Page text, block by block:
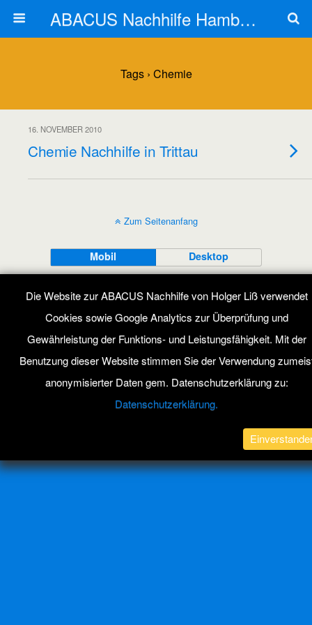
ABACUS Nachhilfe Hamburg
Tags › Chemie
16. NOVEMBER 2010
Chemie Nachhilfe in Trittau
Zum Seitenanfang
Mobil Desktop
All content Copyright ABACUS Nachhilfe Blog
Die Website zur ABACUS Nachhilfe von Holger Liß verwendet
Cookies sowie Google Analytics zur Überprüfung und
Gewährleistung der Funktions- und Leistungsfähigkeit. Mit der
Benutzung dieser Website stimmen Sie der Verwendung
anonymisierter Daten gem. Datenschutzerklärung zu:
Datenschutzerklärung.